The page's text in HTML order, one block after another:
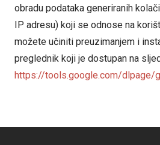
obradu podataka generiranih
IP adresu) koji se odnose na
možete učiniti preuzimanjem i
preglednik koji je dostupan na
https://tools.google.com/dlpage/